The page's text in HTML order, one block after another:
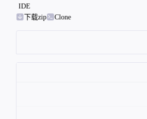
IDE
下载zip
Clone